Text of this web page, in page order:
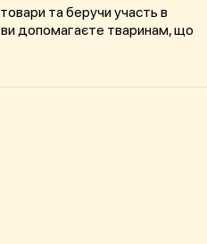
та беручи участь в
ви допомагаєте тваринам, що